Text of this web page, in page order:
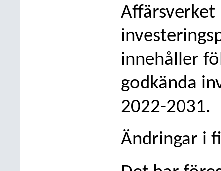
Affärsverket
innehåller
godkända
2022-2031.
Ändringar i